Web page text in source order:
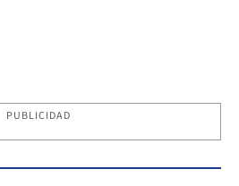
PUBLICIDAD